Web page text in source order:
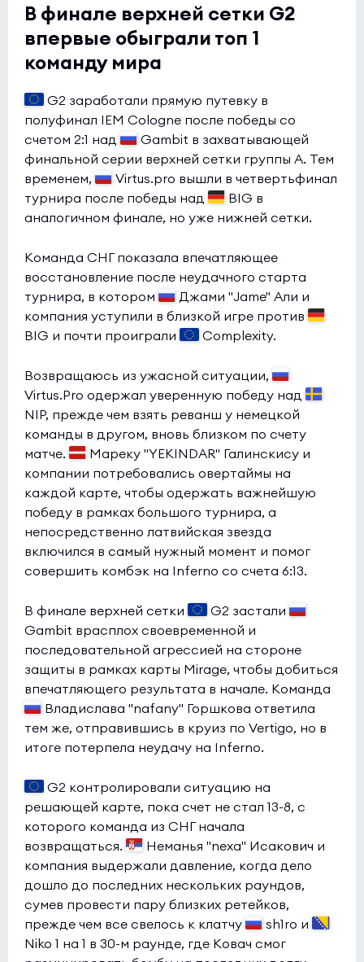
В финале верхней сетки G2
впервые обыграли топ 1
команду мира
G2 заработали прямую путевку в
полуфинал IEM Cologne после победы со
счетом 2:1 над
Gambit в захватывающей
финальной серии верхней сетки группы A. Тем
временем,
Virtus.pro вышли в четвертьфинал
турнира после победы над
BIG в
аналогичном финале, но уже нижней сетки.
Команда СНГ показала впечатляющее
восстановление после неудачного старта
турнира, в котором
Джами "Jame" Али и
компания уступили в близкой игре против
BIG и почти проиграли
Complexity.
Возвращаюсь из ужасной ситуации,
Virtus.Pro одержал уверенную победу над
NIP, прежде чем взять реванш у немецкой
команды в другом, вновь близком по счету
матче.
Мареку "YEKINDAR" Галинскису и
компании потребовались овертаймы на
каждой карте, чтобы одержать важнейшую
победу в рамках большого турнира, а
непосредственно латвийская звезда
включился в самый нужный момент и помог
совершить комбэк на Inferno со счета 6:13.
В финале верхней сетки
G2 застали
Gambit врасплох своевременной и
последовательной агрессией на стороне
защиты в рамках карты Mirage, чтобы добиться
впечатляющего результата в начале. Команда
Владислава "nafany" Горшкова ответила
тем же, отправившись в круиз по Vertigo, но в
итоге потерпела неудачу на Inferno.
G2 контролировали ситуацию на
решающей карте, пока счет не стал 13-8, с
которого команда из СНГ начала
возвращаться.
Неманья "nexa" Исакович и
компания выдержали давление, когда дело
дошло до последних нескольких раундов,
сумев провести пару близких ретейков,
прежде чем все свелось к клатчу
sh1ro и
Niko 1 на 1 в 30-м раунде, где Ковач смог